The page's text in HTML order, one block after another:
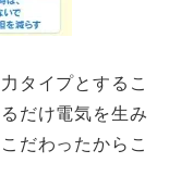
タイプとするこ
だけ電気を生み
だわったからこ